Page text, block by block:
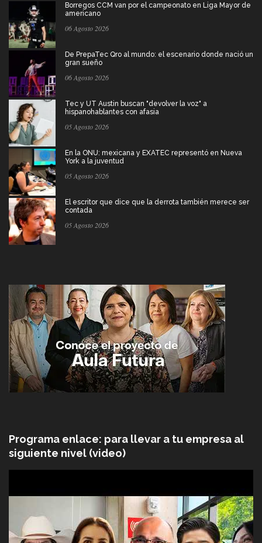
Borregos CCM van por el campeonato en Liga Mayor de
americano
06 Agosto 2026
De PrepaTec Qro al mundo: el escenario donde nació un
gran sueño
06 Agosto 2026
Tec y UT Austin buscan "devolver la voz" a
hispanohablantes con afasia
05 Agosto 2026
En la ONU: mexicana y EXATEC representó en Nueva
York a la juventud
05 Agosto 2026
El escritor que dice que la derrota también merece ser
contada
05 Agosto 2026
Programa enlace: para llevar a tu empresa al
siguiente nivel (video)